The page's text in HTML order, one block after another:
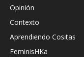
Opinión
Contexto
Aprendiendo Cositas
FeminisHKa